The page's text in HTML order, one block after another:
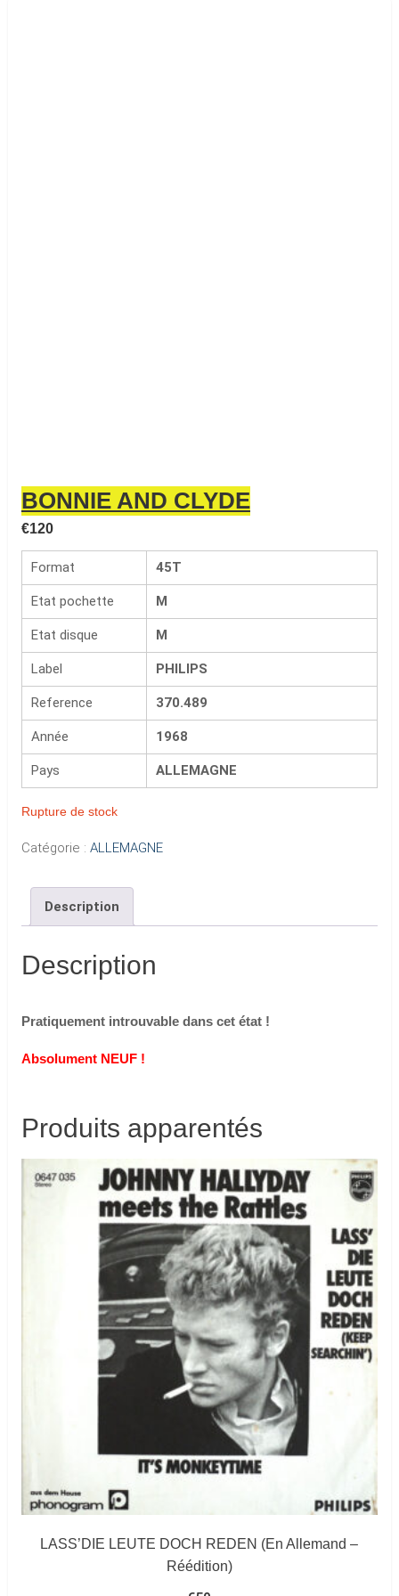
BONNIE AND CLYDE
€120
Format 45T
Etat pochette M
Etat disque M
Label PHILIPS
Reference 370.489
Année 1968
Pays ALLEMAGNE
Rupture de stock
Catégorie : ALLEMAGNE
Description
Description
Pratiquement introuvable dans cet état !
Absolument NEUF !
Produits apparentés
LASS’DIE LEUTE DOCH REDEN (En Allemand –
Réédition)